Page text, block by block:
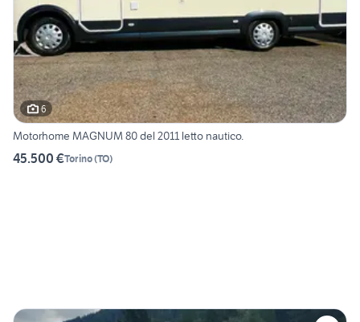
6
Motorhome MAGNUM 80 del 2011 letto nautico.
45.500 €Torino(TO)